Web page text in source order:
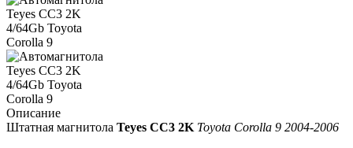
Описание
Штатная магнитола Teyes СС3 2K Toyota Corolla 9 2004-2006